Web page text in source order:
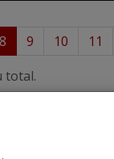
8 9 10 11
total.